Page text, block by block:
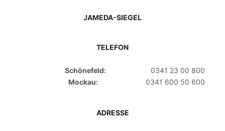
JAMEDA-SIEGEL
TELEFON
Schönefeld:
0341 23 00 800
Mockau:
0341 600 50 600
ADRESSE